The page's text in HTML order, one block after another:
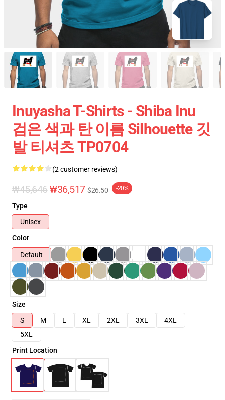
Inuyasha T-Shirts - Shiba Inu
검은 색과 탄 이름 Silhouette 깃
발 티셔츠 TP0704
(2 customer reviews)
₩45,646₩36,517 $26.50 -20%
Type
Unisex
Color
Default
Size
S
M L XL 2XL 3XL
4XL
5XL
Print Location